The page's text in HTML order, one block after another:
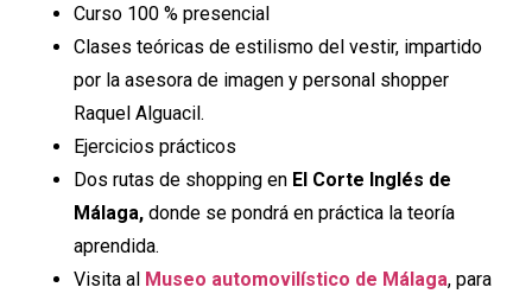
Curso 100 % presencial
Clases teóricas de estilismo del vestir, impartido
por la asesora de imagen y personal shopper
Raquel Alguacil.
Ejercicios prácticos
Dos rutas de shopping en El Corte Inglés de
Málaga, donde se pondrá en práctica la teoría
aprendida.
Visita al Museo automovilístico de Málaga, para